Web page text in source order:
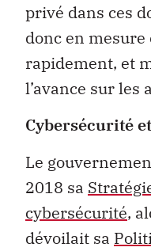
privé dans ces
donc en mesure
rapidement, et
l’avance sur les
Cybersécurité
Le
2018 sa
cybersécurité,
dévoilait sa